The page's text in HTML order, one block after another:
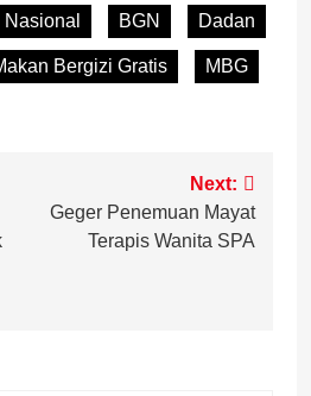
BGN Dadan
Bergizi Gratis MBG
Next:
Geger Penemuan Mayat
Terapis Wanita SPA